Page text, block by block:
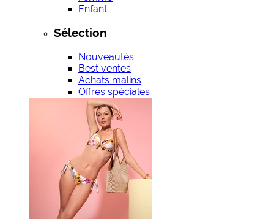
Enfant
Sélection
Nouveautés
Best ventes
Achats malins
Offres spéciales